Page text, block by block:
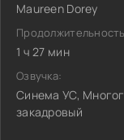
Maureen Dorey
1 ч 27 мин
Озвучка:
Синема УС,
закадровый